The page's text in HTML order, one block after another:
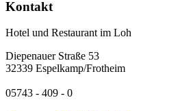
Kontakt
Hotel und Restaurant im Loh
Diepenauer Straße 53
32339 Espelkamp/Frotheim
05743 - 409 - 0